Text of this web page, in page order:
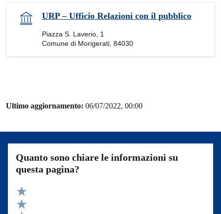
URP – Ufficio Relazioni con il pubblico
Piazza S. Laverio, 1
Comune di Morigerati, 84030
Ultimo aggiornamento: 06/07/2022, 00:00
Quanto sono chiare le informazioni su
questa pagina?
Valuta 5 stelle su 5